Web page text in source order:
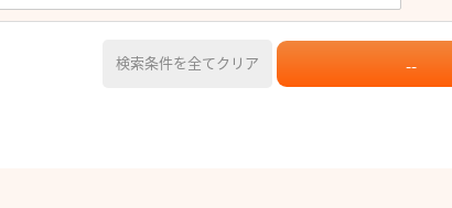
検索条件を全てクリア --